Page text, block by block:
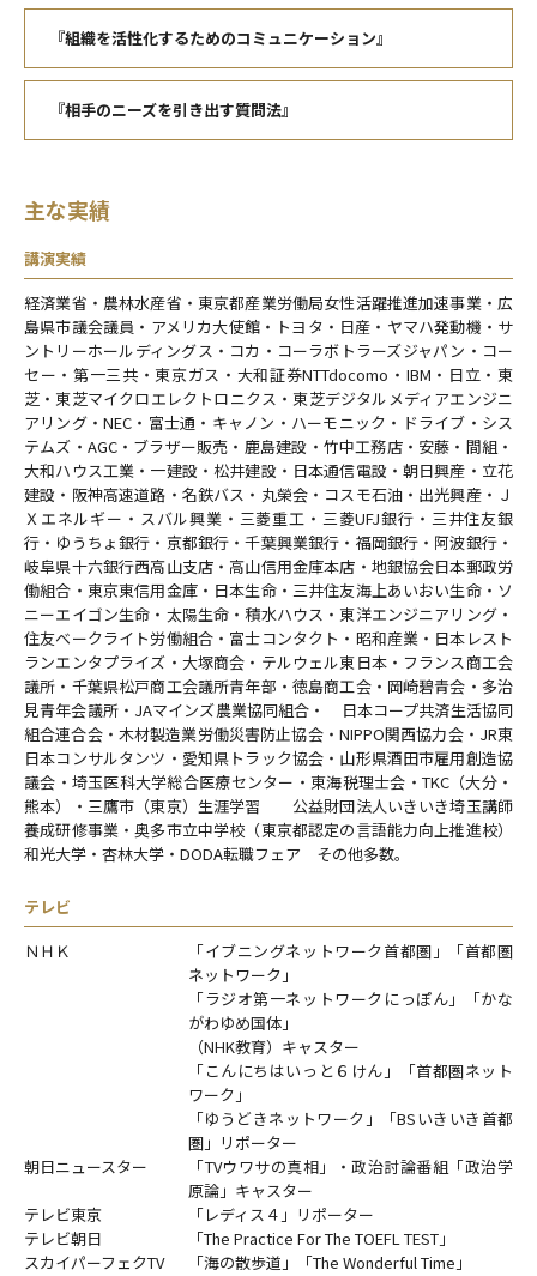
『組織を活性化するためのコミュニケーション』
『相手のニーズを引き出す質問法』
主な実績
講演実績
経済業省・農林水産省・東京都産業労働局女性活躍推進加速事業・広
島県市議会議員・アメリカ大使館・トヨタ・日産・ヤマハ発動機・サ
ントリーホールディングス・コカ・コーラボトラーズジャパン・コー
セー・第一三共・東京ガス・大和証券NTTdocomo・IBM・日立・東
芝・東芝マイクロエレクトロニクス・東芝デジタルメディアエンジニ
アリング・NEC・富士通・キャノン・ハーモニック・ドライブ・シス
テムズ・AGC・ブラザー販売・鹿島建設・竹中工務店・安藤・間組・
大和ハウス工業・一建設・松井建設・日本通信電設・朝日興産・立花
建設・阪神高速道路・名鉄バス・丸榮会・コスモ石油・出光興産・Ｊ
Ｘエネルギー・スバル興業・三菱重工・三菱UFJ銀行・三井住友銀
行・ゆうちょ銀行・京都銀行・千葉興業銀行・福岡銀行・阿波銀行・
岐阜県十六銀行西高山支店・高山信用金庫本店・地銀協会日本郵政労
働組合・東京東信用金庫・日本生命・三井住友海上あいおい生命・ソ
ニーエイゴン生命・太陽生命・積水ハウス・東洋エンジニアリング・
住友ベークライト労働組合・富士コンタクト・昭和産業・日本レスト
ランエンタプライズ・大塚商会・テルウェル東日本・フランス商工会
議所・千葉県松戸商工会議所青年部・徳島商工会・岡崎碧青会・多治
見青年会議所・JAマインズ農業協同組合・ 日本コープ共済生活協同
組合連合会・木材製造業労働災害防止協会・NIPPO関西協力会・JR東
日本コンサルタンツ・愛知県トラック協会・山形県酒田市雇用創造協
議会・埼玉医科大学総合医療センター・東海税理士会・TKC（大分・
熊本）・三鷹市（東京）生涯学習 公益財団法人いきいき埼玉講師
養成研修事業・奥多市立中学校（東京都認定の言語能力向上推進校）
和光大学・杏林大学・DODA転職フェア その他多数。
テレビ
ＮＨＫ
「イブニングネットワーク首都圏」「首都圏
ネットワーク」
「ラジオ第一ネットワークにっぽん」「かな
がわゆめ国体」
（NHK教育）キャスター
「こんにちはいっと６けん」「首都圏ネット
ワーク」
「ゆうどきネットワーク」「BSいきいき首都
圏」リポーター
朝日ニュースター
「TVウワサの真相」・政治討論番組「政治学
原論」キャスター
テレビ東京
「レディス４」リポーター
テレビ朝日
「The Practice For The TOEFL TEST」
スカイパーフェクTV
「海の散歩道」「The Wonderful Time」